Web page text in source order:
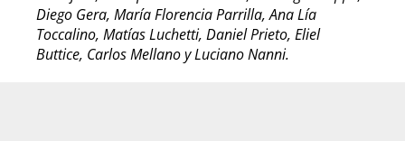
Diego Gera, María Florencia Parrilla, Ana Lía
Toccalino, Matías Luchetti, Daniel Prieto, Eliel
Buttice, Carlos Mellano y Luciano Nanni.